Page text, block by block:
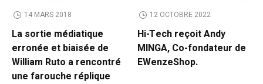
14 MARS 2018
La sortie médiatique
erronée et biaisée de
William Ruto a rencontré
une farouche réplique
12 OCTOBRE 2022
Hi-Tech reçoit Andy
MINGA, Co-fondateur de
EWenzeShop.